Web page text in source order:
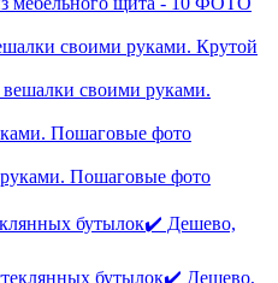
своими руками. Крутой
Пошаговые фото
бутылок✔️ Дешево,